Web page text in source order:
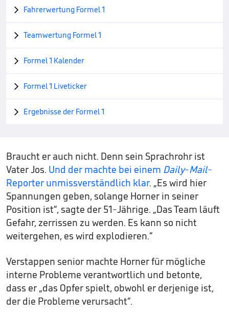
 Fahrerwertung Formel 1
 Teamwertung Formel 1
 Formel 1 Kalender
 Formel 1 Liveticker
 Ergebnisse der Formel 1
Braucht er auch nicht. Denn sein Sprachrohr ist
Vater Jos. Und der machte bei einem Daily-Mail-
Reporter unmissverständlich klar. „Es wird hier
Spannungen geben, solange Horner in seiner
Position ist“, sagte der 51-Jährige. „Das Team läuft
Gefahr, zerrissen zu werden. Es kann so nicht
weitergehen, es wird explodieren.“
Verstappen senior machte Horner für mögliche
interne Probleme verantwortlich und betonte,
dass er „das Opfer spielt, obwohl er derjenige ist,
der die Probleme verursacht“.